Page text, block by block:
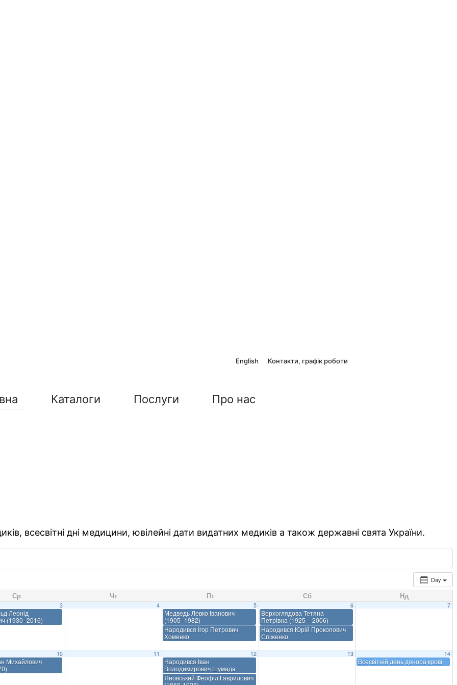
English Контакти, графік роботи
Каталоги Послуги Про нас
всесвітні дні медицини, ювілейні дати видатних медиків а також державні свята України.
Day
Ср Чт Пт Сб Нд
3
Леонід
(1930–2016)
4 5
Медведь Левко Іванович
(1905–1982)
Народився Ігор Петрович
Хоменко
6
Верхоглядова Тетяна
Петрівна (1925 – 2006)
Народився Юрій Прокопович
Спіженко
7
10
Михайлович
11 12
Народився Іван
Володимирович Шумада
Яновський Феофіл Гаврилович
13 14
Всесвітній день донора крові